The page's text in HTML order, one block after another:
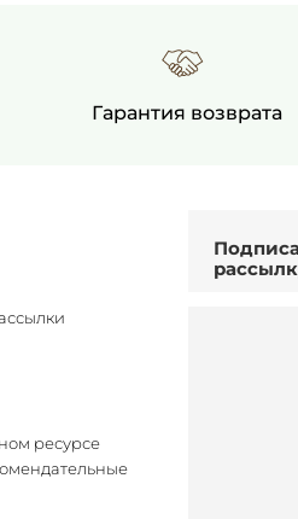
Гарантия возврата
ресурсе